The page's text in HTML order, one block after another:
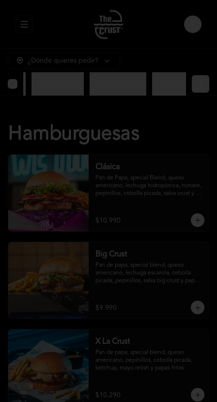
Abrir menu de navegación Login
¿Dónde quieres pedir?
Hamburguesas
Clásica
Pan de Papa, special Blend, queso
americano, lechuga hidropónica, tomate,
pepinillos, cebolla picada, salsa crust y
$10.990
Big Crust
Pan de papa, special blend, queso
americano, lechuga escarola, cebolla
picada, pepinillos, salsa big crust y papas
$9.990
X La Crust
Pan de papa, special blend, queso
americano, pepinillos, cebolla picada,
ketchup, mayo relish y papas fritas
$10.290